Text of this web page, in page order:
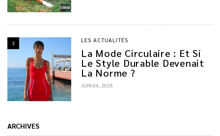
3 LES ACTUALITÉS
La Mode Circulaire : Et Si
Le Style Durable Devenait
La Norme ?
JUIN 04, 2025
ARCHIVES